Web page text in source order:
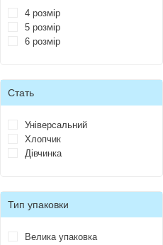
4 розмір
5 розмір
6 розмір
Стать
Універсальний
Хлопчик
Дівчинка
Тип упаковки
Велика упаковка